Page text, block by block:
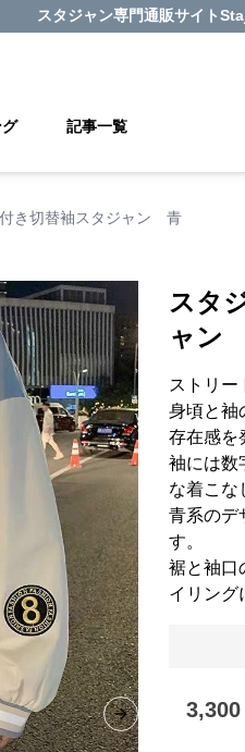
スタジャン専門通販サイト
記事一覧
き切替袖スタジャン 青
Next slide
スタ
ャン
ストリー
身頃と袖
存在感を
袖には数
な着こな
青系のデ
す。
裾と袖口
イリング
3,300